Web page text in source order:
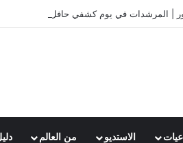
| المرشدات في يوم كشفي حافل بالأنشطة في
الاستديو من العالم